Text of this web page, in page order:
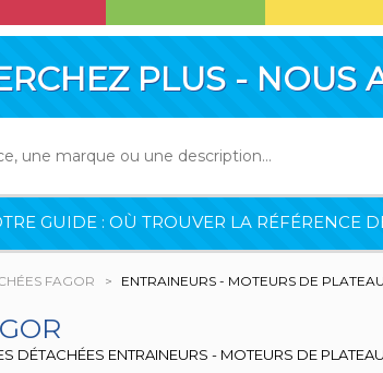
PLUS - NOUS
GUIDE : OÙ TROUVER LA RÉFÉRENCE
FAGOR ENTRAINEURS - MOTEURS DE
DÉTACHÉES ENTRAINEURS - MOTEURS DE